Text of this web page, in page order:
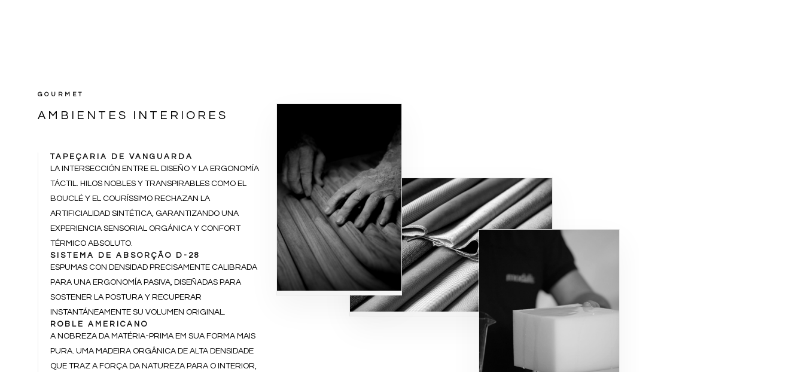
GOURMET
AMBIENTES INTERIORES
TAPEÇARIA DE VANGUARDA
LA INTERSECCIÓN ENTRE EL DISEÑO Y LA ERGONOMÍA
TÁCTIL. HILOS NOBLES Y TRANSPIRABLES COMO EL
BOUCLÉ Y EL COURÍSSIMO RECHAZAN LA
ARTIFICIALIDAD SINTÉTICA, GARANTIZANDO UNA
EXPERIENCIA SENSORIAL ORGÁNICA Y CONFORT
TÉRMICO ABSOLUTO.
SISTEMA DE ABSORÇÃO D-28
ESPUMAS CON DENSIDAD PRECISAMENTE CALIBRADA
PARA UNA ERGONOMÍA PASIVA, DISEÑADAS PARA
SOSTENER LA POSTURA Y RECUPERAR
INSTANTÁNEAMENTE SU VOLUMEN ORIGINAL.
ROBLE AMERICANO
A NOBREZA DA MATÉRIA-PRIMA EM SUA FORMA MAIS
PURA. UMA MADEIRA ORGÂNICA DE ALTA DENSIDADE
QUE TRAZ A FORÇA DA NATUREZA PARA O INTERIOR,